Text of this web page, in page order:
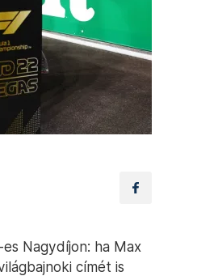
Nagydíjon: ha Max
címét is